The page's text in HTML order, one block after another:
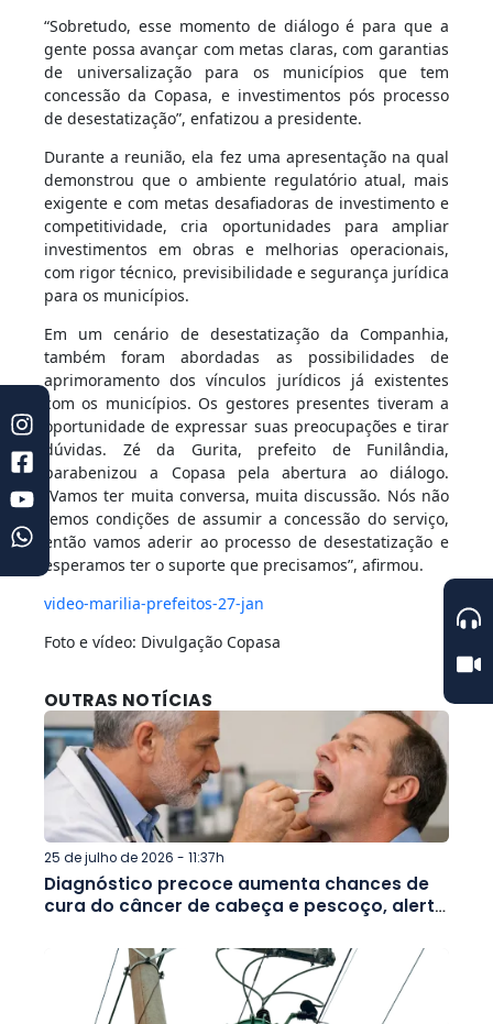
“Sobretudo, esse momento de diálogo é para que a
gente possa avançar com metas claras, com garantias
de universalização para os municípios que tem
concessão da Copasa, e investimentos pós processo
de desestatização”, enfatizou a presidente.
Durante a reunião, ela fez uma apresentação na qual
demonstrou que o ambiente regulatório atual, mais
exigente e com metas desafiadoras de investimento e
competitividade, cria oportunidades para ampliar
investimentos em obras e melhorias operacionais,
com rigor técnico, previsibilidade e segurança jurídica
para os municípios.
Em um cenário de desestatização da Companhia,
também foram abordadas as possibilidades de
aprimoramento dos vínculos jurídicos já existentes
com os municípios. Os gestores presentes tiveram a
oportunidade de expressar suas preocupações e tirar
dúvidas. Zé da Gurita, prefeito de Funilândia,
parabenizou a Copasa pela abertura ao diálogo.
“Vamos ter muita conversa, muita discussão. Nós não
temos condições de assumir a concessão do serviço,
então vamos aderir ao processo de desestatização e
esperamos ter o suporte que precisamos”, afirmou.
video-marilia-prefeitos-27-jan
Foto e vídeo: Divulgação Copasa
OUTRAS NOTÍCIAS
25 de julho de 2026 - 11:37h
Diagnóstico precoce aumenta chances de
cura do câncer de cabeça e pescoço, alerta